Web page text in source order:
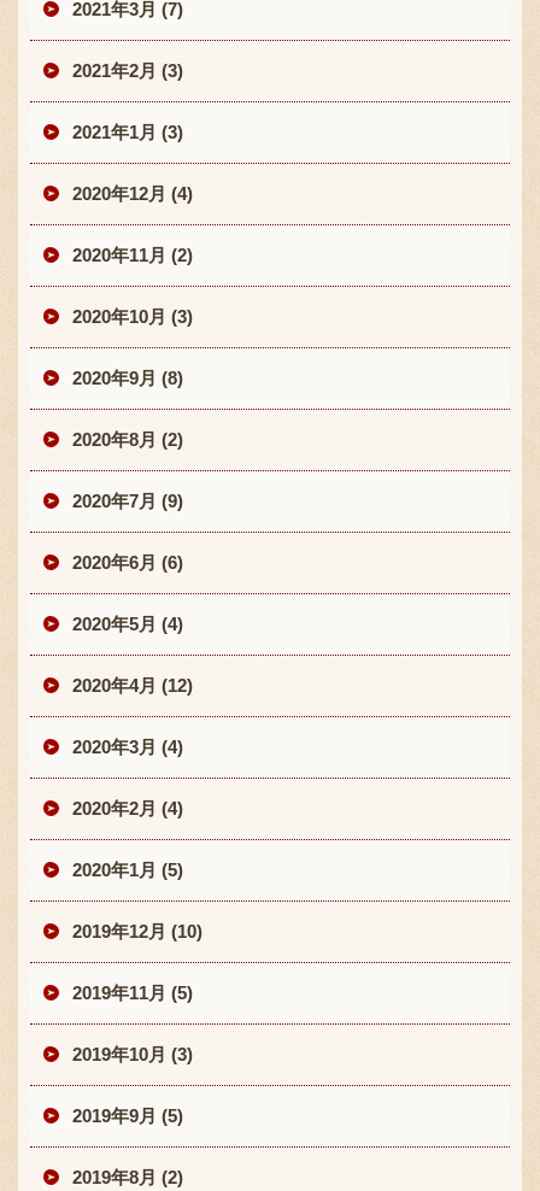
2021年3月 (7)
2021年2月 (3)
2021年1月 (3)
2020年12月 (4)
2020年11月 (2)
2020年10月 (3)
2020年9月 (8)
2020年8月 (2)
2020年7月 (9)
2020年6月 (6)
2020年5月 (4)
2020年4月 (12)
2020年3月 (4)
2020年2月 (4)
2020年1月 (5)
2019年12月 (10)
2019年11月 (5)
2019年10月 (3)
2019年9月 (5)
2019年8月 (2)